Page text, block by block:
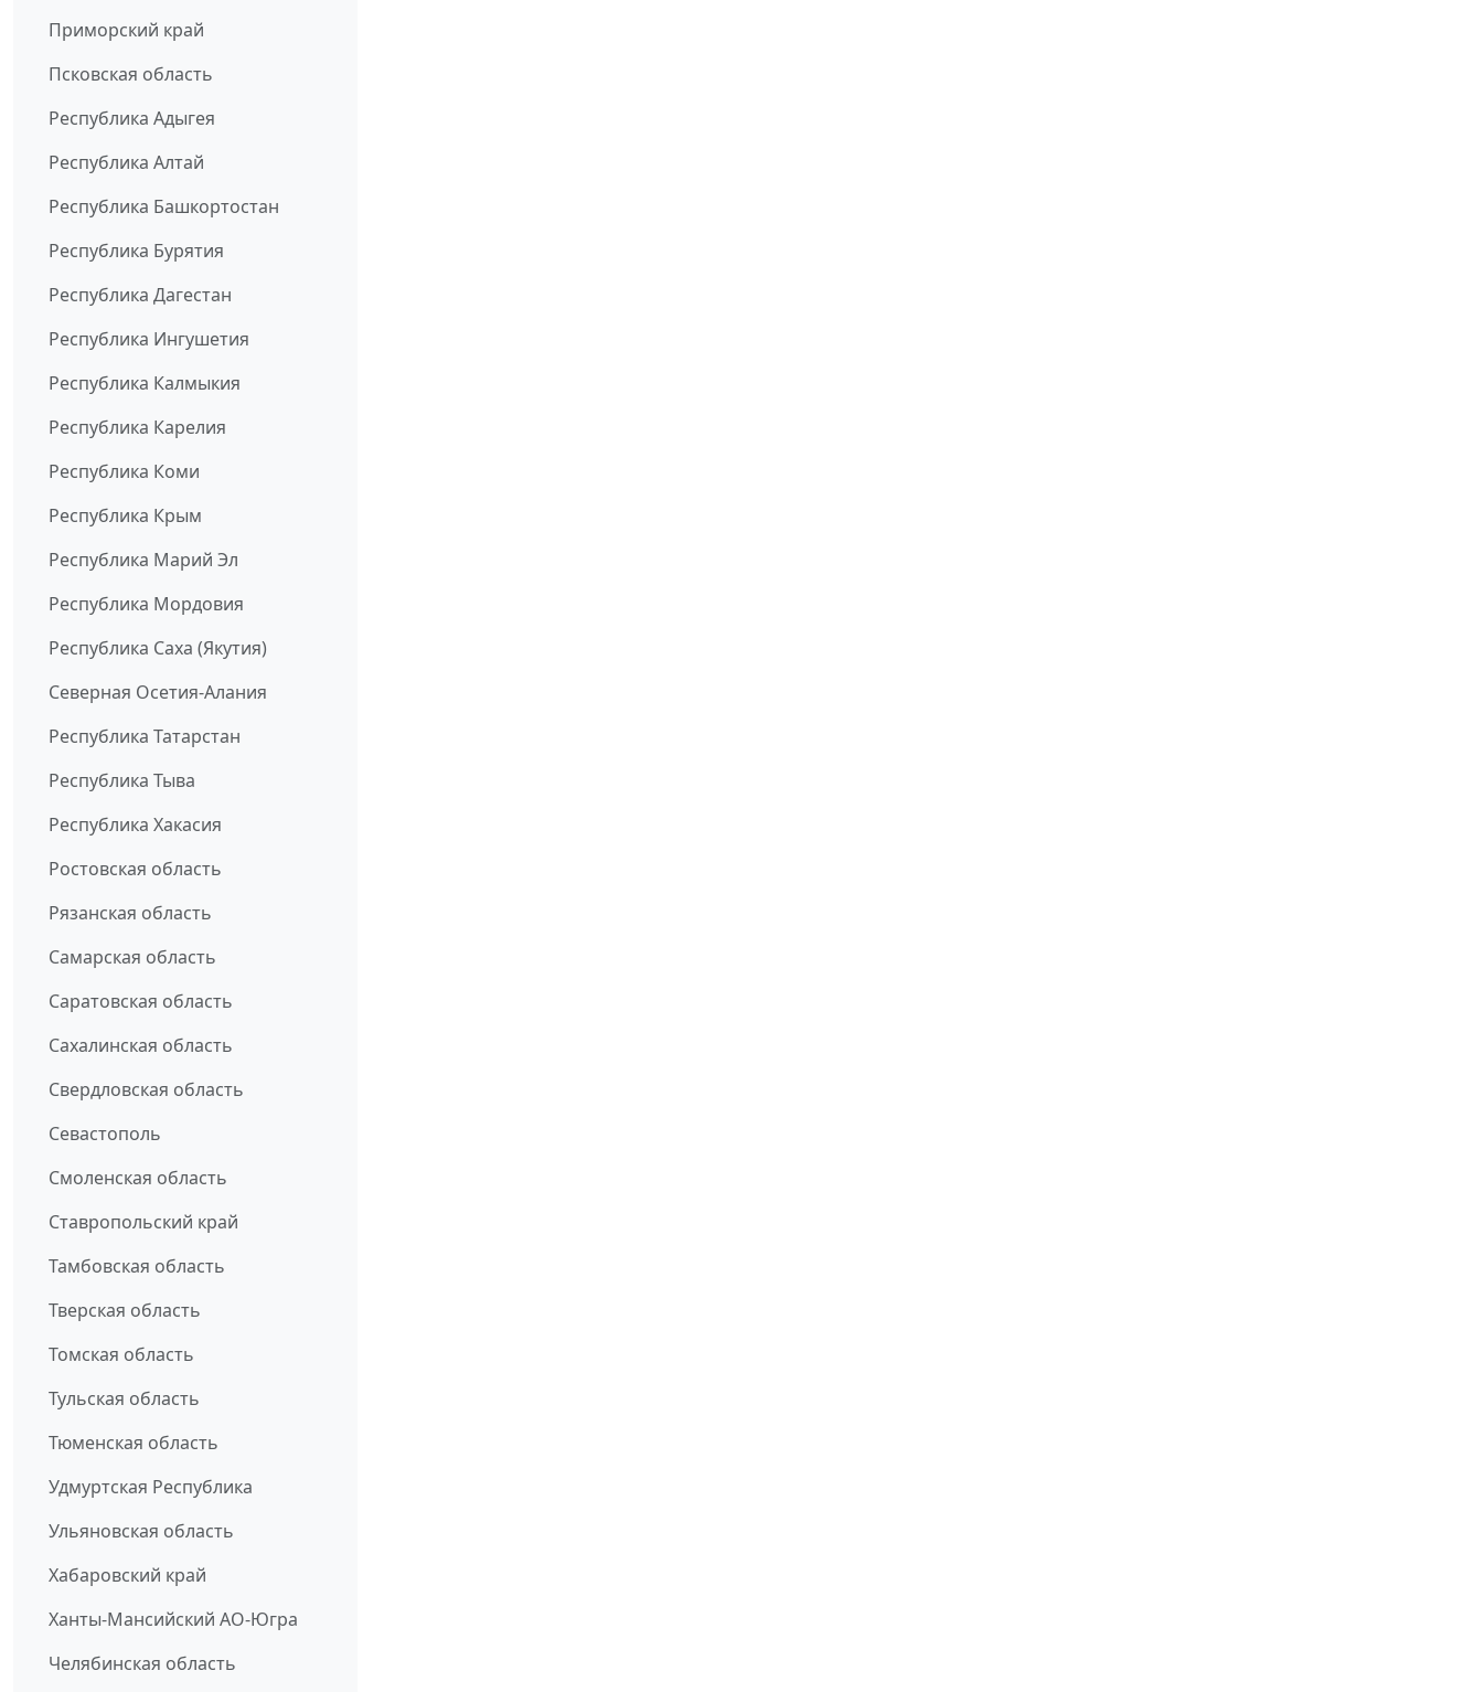
Приморский край
Псковская область
Республика Адыгея
Республика Алтай
Республика Башкортостан
Республика Бурятия
Республика Дагестан
Республика Ингушетия
Республика Калмыкия
Республика Карелия
Республика Коми
Республика Крым
Республика Марий Эл
Республика Мордовия
Республика Саха (Якутия)
Северная Осетия-Алания
Республика Татарстан
Республика Тыва
Республика Хакасия
Ростовская область
Рязанская область
Самарская область
Саратовская область
Сахалинская область
Свердловская область
Севастополь
Смоленская область
Ставропольский край
Тамбовская область
Тверская область
Томская область
Тульская область
Тюменская область
Удмуртская Республика
Ульяновская область
Хабаровский край
Ханты-Мансийский АО-Югра
Челябинская область